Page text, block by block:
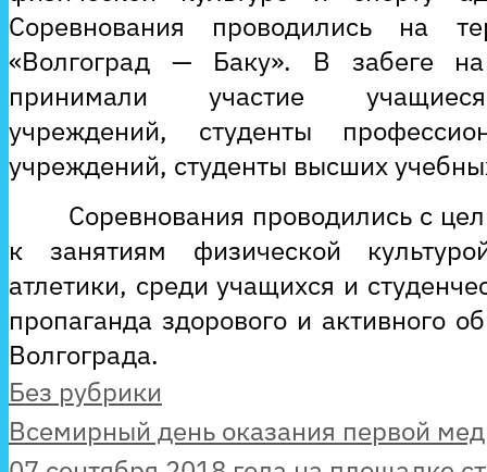
Соревнования проводились на
«Волгоград — Баку». В забеге
принимали участие учащиеся
учреждений, студенты
учреждений, студенты высших
Соревнования проводились с
к занятиям физической
атлетики, среди учащихся и
пропаганда здорового и активного
Волгограда.
Рубрики
Без рубрики
Всемирный день оказания первой